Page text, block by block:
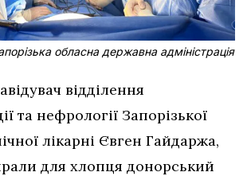
обласна державна адміністрація
відділення
та нефрології Запорізької
лікарні Євген Гайдаржа,
для хлопця донорський